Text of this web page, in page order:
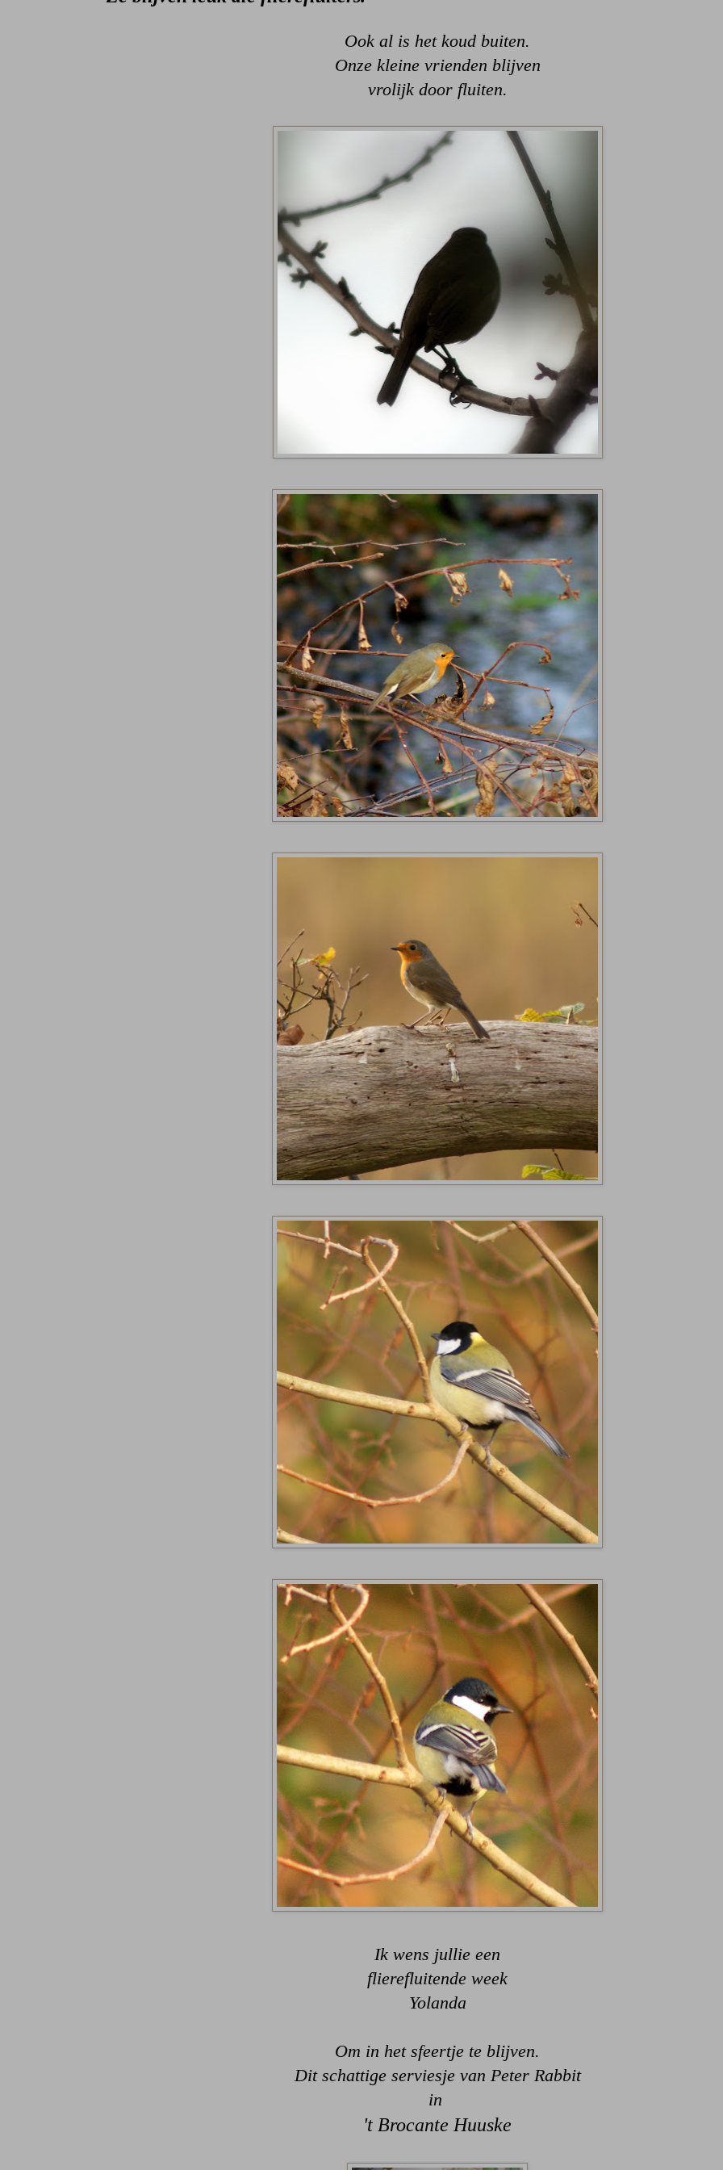
Ook al is het koud buiten.
Onze kleine vrienden blijven
vrolijk door fluiten.
Ik wens jullie een
flierefluitende week
Yolanda
Om in het sfeertje te blijven.
Dit schattige serviesje van Peter Rabbit
in
't Brocante Huuske